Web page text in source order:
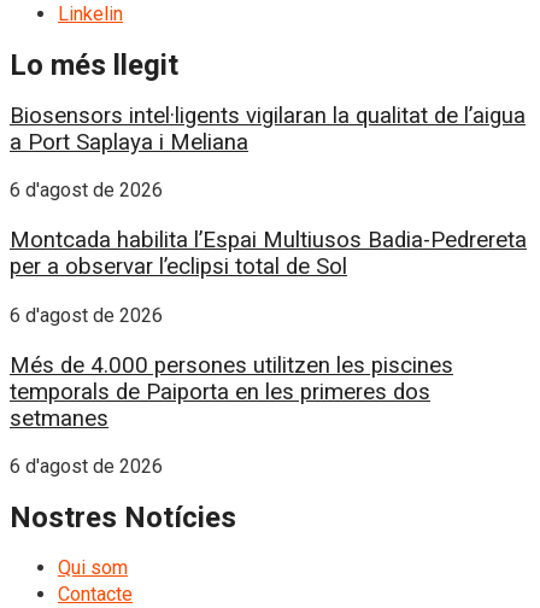
Linkelin
Lo més llegit
Biosensors intel·ligents vigilaran la qualitat de l’aigua
a Port Saplaya i Meliana
6 d'agost de 2026
Montcada habilita l’Espai Multiusos Badia-Pedrereta
per a observar l’eclipsi total de Sol
6 d'agost de 2026
Més de 4.000 persones utilitzen les piscines
temporals de Paiporta en les primeres dos
setmanes
6 d'agost de 2026
Nostres Notícies
Qui som
Contacte